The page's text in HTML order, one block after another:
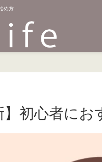
め方
】初心者に